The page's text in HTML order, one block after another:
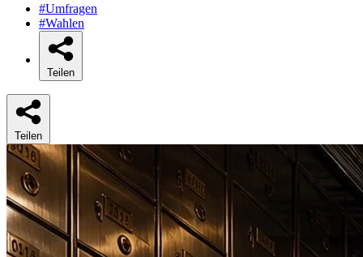
#Umfragen
#Wahlen
Teilen
Teilen